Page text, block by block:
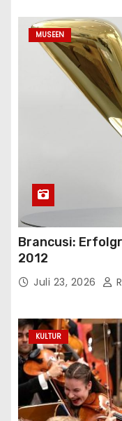
MUSEEN
Brancusi:
2012
Juli 23, 2026
KULTUR